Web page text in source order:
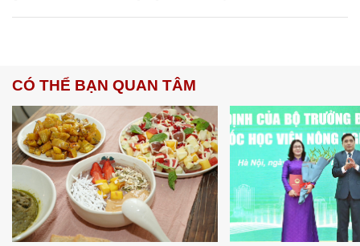
CÓ THỂ BẠN QUAN TÂM